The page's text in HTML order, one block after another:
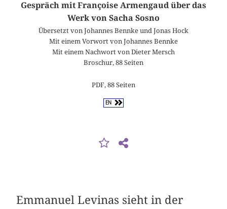
Gespräch mit Françoise Armengaud über das
Werk von Sacha Sosno
Übersetzt von Johannes Bennke und Jonas Hock
Mit einem Vorwort von Johannes Bennke
Mit einem Nachwort von Dieter Mersch
Broschur, 88 Seiten
PDF, 88 Seiten
EN
Emmanuel Levinas sieht in der